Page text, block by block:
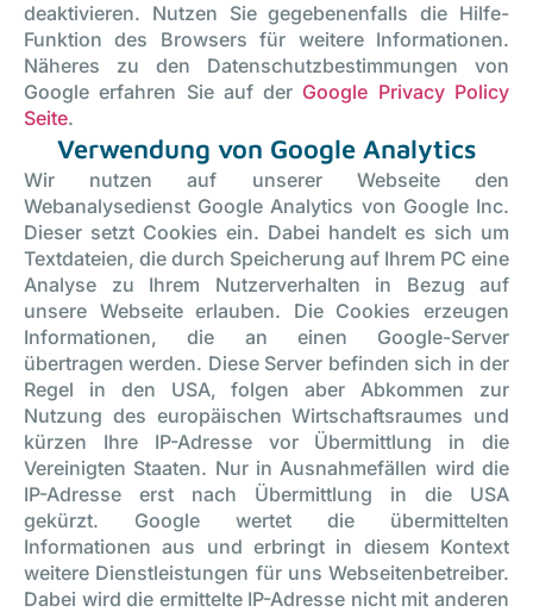
deaktivieren. Nutzen Sie gegebenenfalls die Hilfe-
Funktion des Browsers für weitere Informationen.
Näheres zu den Datenschutzbestimmungen von
Google erfahren Sie auf der Google Privacy Policy
Seite.
Verwendung von Google Analytics
Wir nutzen auf unserer Webseite den
Webanalysedienst Google Analytics von Google Inc.
Dieser setzt Cookies ein. Dabei handelt es sich um
Textdateien, die durch Speicherung auf Ihrem PC eine
Analyse zu Ihrem Nutzerverhalten in Bezug auf
unsere Webseite erlauben. Die Cookies erzeugen
Informationen, die an einen Google-Server
übertragen werden. Diese Server befinden sich in der
Regel in den USA, folgen aber Abkommen zur
Nutzung des europäischen Wirtschaftsraumes und
kürzen Ihre IP-Adresse vor Übermittlung in die
Vereinigten Staaten. Nur in Ausnahmefällen wird die
IP-Adresse erst nach Übermittlung in die USA
gekürzt. Google wertet die übermittelten
Informationen aus und erbringt in diesem Kontext
weitere Dienstleistungen für uns Webseitenbetreiber.
Dabei wird die ermittelte IP-Adresse nicht mit anderen